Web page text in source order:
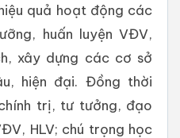
quả hoạt động các
huấn luyện VĐV,
xây dựng các cơ sở
hiện đại. Đồng thời
trị, tư tưởng, đạo
HLV; chú trọng học